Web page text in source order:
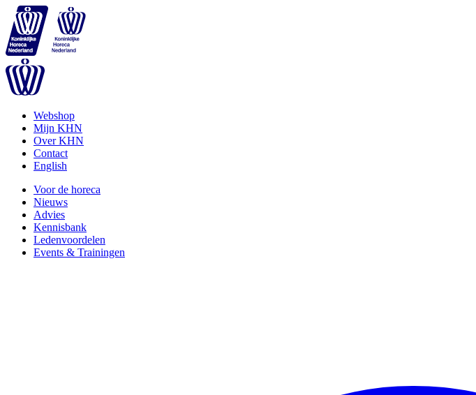
Webshop
Mijn KHN
Over KHN
Contact
English
Voor de horeca
Nieuws
Advies
Kennisbank
Ledenvoordelen
Events & Trainingen